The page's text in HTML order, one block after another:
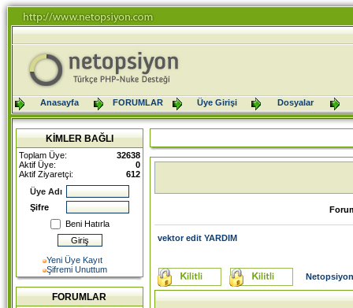
Anasayfa FORUMLAR Üye Girişi Dosyalar
KİMLER BAĞLI
Toplam Üye:
32638
Aktif Üye:
0
Aktif Ziyaretçi:
612
Üye Adı
Şifre
Beni Hatırla
Yeni Üye Kayıt
Şifremi Unuttum
FORUMLAR
vektor edit YARDIM